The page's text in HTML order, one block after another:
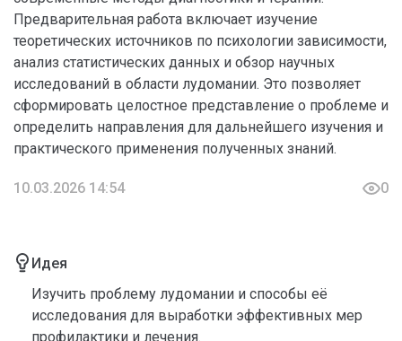
Предварительная работа включает изучение
теоретических источников по психологии зависимости,
анализ статистических данных и обзор научных
исследований в области лудомании. Это позволяет
сформировать целостное представление о проблеме и
определить направления для дальнейшего изучения и
практического применения полученных знаний.
10.03.2026 14:54 0
Идея
Изучить проблему лудомании и способы её
исследования для выработки эффективных мер
профилактики и лечения.